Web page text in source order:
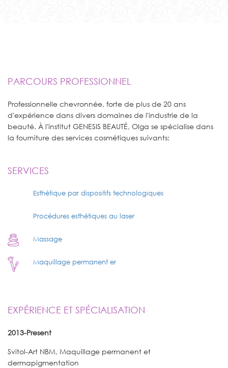
PARCOURS PROFESSIONNEL
Professionnelle chevronnée, forte de plus de 20 ans
d'expérience dans divers domaines de l'industrie de la
beauté. À l'institut GENESIS BEAUTÉ, Olga se spécialise dans
la fourniture des services cosmétiques suivants:
SERVICES
Esthétique par dispositifs technologiques
Procédures esthétiques au laser
Massage
Maquillage permanent er
EXPÉRIENCE ET SPÉCIALISATION
2013-Present
Svitol-Art NBM, Maquillage permanent et
dermapigmentation